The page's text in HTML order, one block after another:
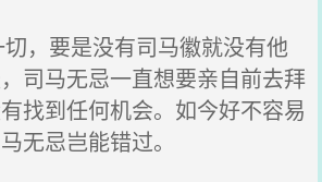
，要是没有司马徽就没有他
司马无忌一直想要亲自前去拜
找到任何机会。如今好不容易
无忌岂能错过。